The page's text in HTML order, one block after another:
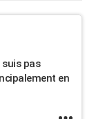
suis pas
en